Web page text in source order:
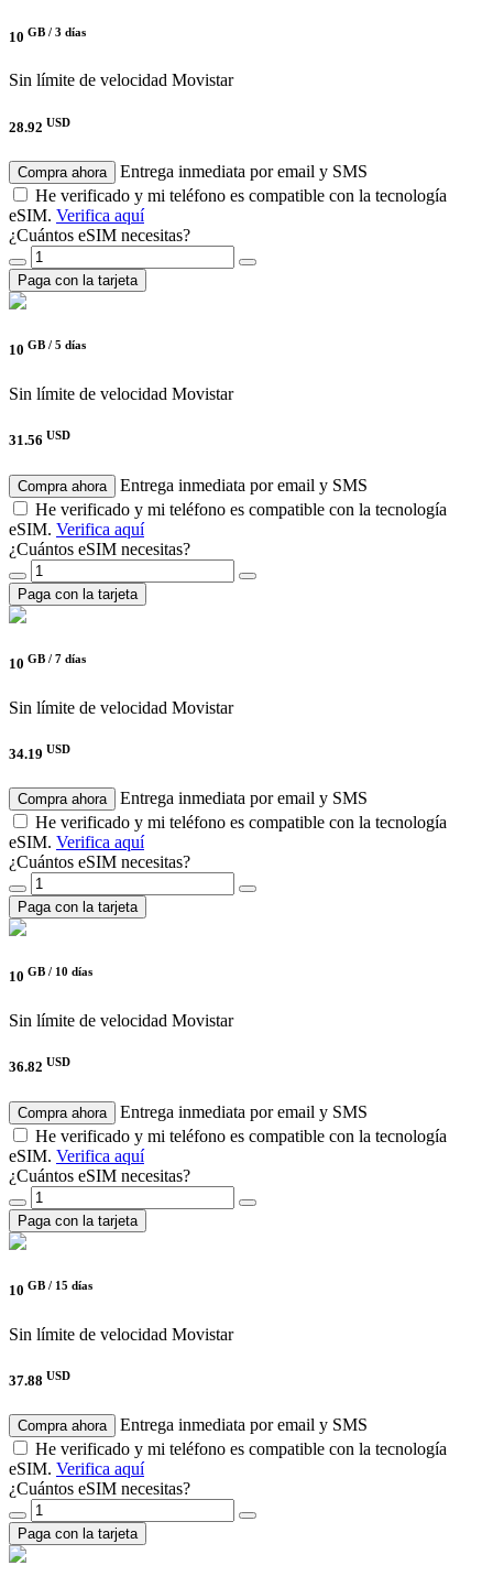
10 GB / 3 días
Sin límite de velocidad Movistar
28.92 USD
Compra ahora
Entrega inmediata por email y SMS
He verificado y mi teléfono es compatible con la tecnología
eSIM. Verifica aquí
¿Cuántos eSIM necesitas?
Paga con la tarjeta
10 GB / 5 días
Sin límite de velocidad Movistar
31.56 USD
Compra ahora
Entrega inmediata por email y SMS
He verificado y mi teléfono es compatible con la tecnología
eSIM. Verifica aquí
¿Cuántos eSIM necesitas?
Paga con la tarjeta
10 GB / 7 días
Sin límite de velocidad Movistar
34.19 USD
Compra ahora
Entrega inmediata por email y SMS
He verificado y mi teléfono es compatible con la tecnología
eSIM. Verifica aquí
¿Cuántos eSIM necesitas?
Paga con la tarjeta
10 GB / 10 días
Sin límite de velocidad Movistar
36.82 USD
Compra ahora
Entrega inmediata por email y SMS
He verificado y mi teléfono es compatible con la tecnología
eSIM. Verifica aquí
¿Cuántos eSIM necesitas?
Paga con la tarjeta
10 GB / 15 días
Sin límite de velocidad Movistar
37.88 USD
Compra ahora
Entrega inmediata por email y SMS
He verificado y mi teléfono es compatible con la tecnología
eSIM. Verifica aquí
¿Cuántos eSIM necesitas?
Paga con la tarjeta